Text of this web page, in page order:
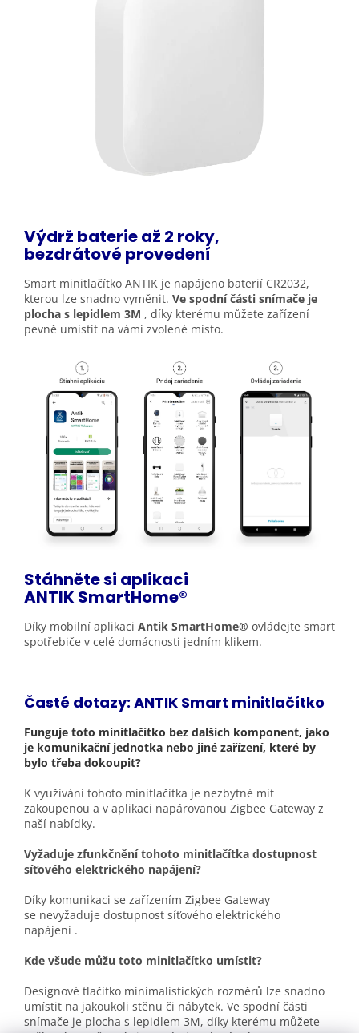
Výdrž baterie až 2 roky,
bezdrátové provedení
Smart minitlačítko ANTIK je napájeno baterií CR2032,
kterou lze snadno vyměnit. Ve spodní části snímače je
plocha s lepidlem 3M , díky kterému můžete zařízení
pevně umístit na vámi zvolené místo.
Stáhněte si aplikaci
ANTIKSmartHome®
Díky mobilní aplikaci Antik SmartHome® ovládejte smart
spotřebiče v celé domácnosti jedním klikem.
Časté dotazy: ANTIK Smart minitlačítko
Funguje toto minitlačítko bez dalších komponent, jako
je komunikační jednotka nebo jiné zařízení, které by
bylo třeba dokoupit?
K využívání tohoto minitlačítka je nezbytné mít
zakoupenou a v aplikaci napárovanou Zigbee Gateway z
naší nabídky.
Vyžaduje zfunkčnění tohoto minitlačítka dostupnost
síťového elektrického napájení?
Díky komunikaci se zařízením Zigbee Gateway
se nevyžaduje dostupnost síťového elektrického
napájení .
Kde všude můžu toto minitlačítko umístit?
Designové tlačítko minimalistických rozměrů lze snadno
umístit na jakoukoli stěnu či nábytek. Ve spodní části
snímače je plocha s lepidlem 3M, díky kterému můžete